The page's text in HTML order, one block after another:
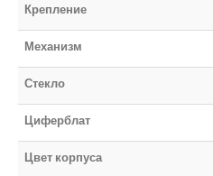
Крепление
Механизм
Стекло
Циферблат
Цвет корпуса